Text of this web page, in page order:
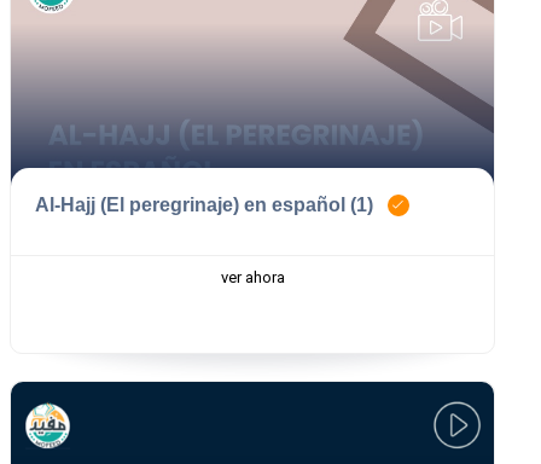
Al-Hajj (El peregrinaje) en español (1)
ver ahora